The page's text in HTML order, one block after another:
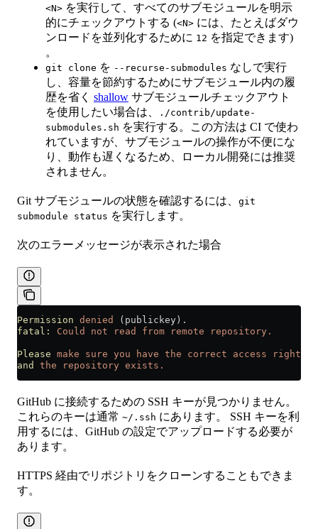
<N> を実行して、すべてのサブモジュールを明示
的にチェックアウトする (<N> には、たとえばダウ
ンロードを並列化するために 12 を指定できます)
。
git clone を --recurse-submodules なしで実行
し、容量を節約するためにサブモジュール内の履
歴を省く shallow サブモジュールチェックアウト
を使用したい場合は、
./contrib/update-
submodules.sh を実行する。この方法は CI で使わ
れていますが、サブモジュールの操作が不便にな
り、動作も遅くなるため、ローカル開発には推奨
されません。
Git サブモジュールの状態を確認するには、 git
submodule status を実行します。
次のエラーメッセージが表示された場合
Permission denied
(publickey).
fatal:
Could not read from remote repository.
Please make sure you have the correct access rights
and
the repository exists.
GitHub に接続するための SSH キーが見つかりません。
これらのキーは通常 ~/.ssh にあります。 SSH キーを利
用するには、GitHub の設定でアップロードする必要が
あります。
HTTPS 経由でリポジトリをクローンすることもできま
す。